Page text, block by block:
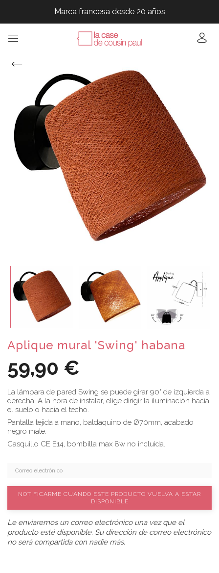
Marca francesa desde 20 años
Marca francesa desde 20 años
Marca francesa desde 20 años
Aplique mural 'Swing' habana
59,90 €
La lámpara de pared Swing se puede girar 90° de izquierda a
derecha. A la hora de instalar, elige dirigir la iluminación hacia
el suelo o hacia el techo.
Pantalla tejida a mano, baldaquino de Ø70mm, acabado
negro mate.
Casquillo CE E14, bombilla max 8w no incluida.
NOTIFICARME CUANDO ESTE PRODUCTO VUELVA A ESTAR
DISPONIBLE
Le enviaremos un correo electrónico una vez que el
producto esté disponible. Su dirección de correo electrónico
no será compartida con nadie más.